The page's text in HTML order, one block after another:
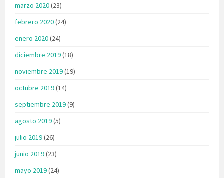
marzo 2020(23)
febrero 2020(24)
enero 2020(24)
diciembre 2019(18)
noviembre 2019(19)
octubre 2019(14)
septiembre 2019(9)
agosto 2019(5)
julio 2019(26)
junio 2019(23)
mayo 2019(24)